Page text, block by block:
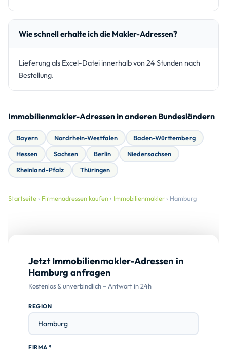
Wie schnell erhalte ich die Makler-Adressen?
Lieferung als Excel-Datei innerhalb von 24 Stunden nach
Bestellung.
Immobilienmakler-Adressen in anderen Bundesländern
Bayern Nordrhein-Westfalen
Baden-Württemberg
Hessen
Sachsen Berlin
Niedersachsen
Rheinland-Pfalz
Thüringen
Startseite › Firmenadressen kaufen › Immobilienmakler › Hamburg
Jetzt Immobilienmakler-Adressen in
Hamburg anfragen
Kostenlos & unverbindlich – Antwort in 24h
REGION
FIRMA *